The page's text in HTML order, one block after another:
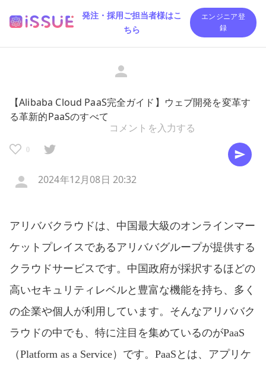
発注・採用ご担当者様はこ
ちら
エンジニア登
録
【Alibaba Cloud PaaS完全ガイド】ウェブ開発を変革す
る革新的PaaSのすべて
0
2024年12月08日 20:32
アリババクラウドは、中国最大級のオンラインマー
ケットプレイスであるアリババグループが提供する
クラウドサービスです。中国政府が採択するほどの
高いセキュリティレベルと豊富な機能を持ち、多く
の企業や個人が利用しています。そんなアリババク
ラウドの中でも、特に注目を集めているのがPaaS
（Platform as a Service）です。PaaSとは、アプリケ